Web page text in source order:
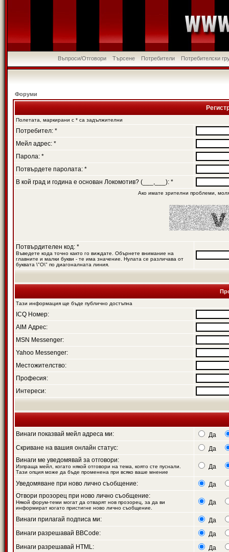
Въпроси/Отговори Търсене Потребители Потребителски
Форуми
Полетата, маркирани с * са задължителни
Потребител: *
Мейл адрес: *
Парола: *
Потвърдете паролата: *
В кой град и година е основан Локомотив? (___,___): *
Ако имате зрителни проблеми,
Потвърдителен код: *
Въведете кода точно както го виждате. Обърнете внимание на
главните и малки букви - те има значение. Нулата се различава от
буквата \"O\" по диагоналната линия.
Тази информация ще бъде публично достъпна
ICQ Номер:
AIM Адрес:
MSN Messenger:
Yahoo Messenger:
Местожителство:
Професия:
Интереси:
Винаги показвай мейл адреса ми:
Да
Скриване на вашия онлайн статус:
Да
Винаги ме уведомявай за отговори:
Изпраща мейл, когато някой отговори на тема, която сте пуснали.
Тази опция може да бъде променена при всяко ваше мнение
Да
Уведомяване при ново лично съобщение:
Да
Отвори прозорец при ново лично съобщение:
Някой форум-теми могат да отварят нов прозорец, за да ви
информират когато пристигне ново лично съобщение.
Да
Винаги прилагай подписа ми:
Да
Винаги разрешавай BBCode:
Да
Винаги разрешавай HTML:
Да